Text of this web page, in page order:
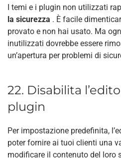
I temi e i plugin non utilizzati
la sicurezza . È facile
provato e non hai usato. Ma
inutilizzati dovrebbe essere
un’apertura per problemi di
22. Disabilita
plugin
Per impostazione predefinita,
poter fornire ai tuoi clienti una
modificare il contenuto del loro